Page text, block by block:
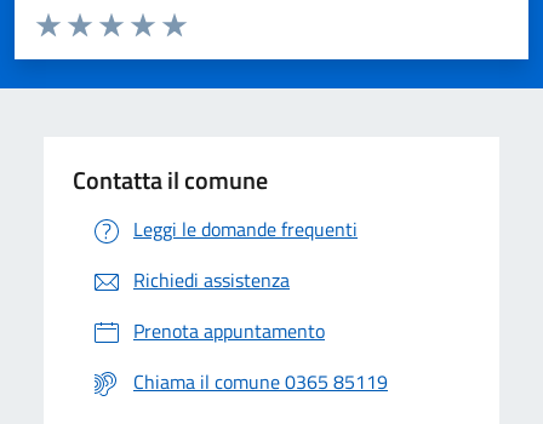
Valuta da 1 a 5 stelle la pagina
Valuta 5 stelle su 5
Valuta 4 stelle su 5
Valuta 3 stelle su 5
Valuta 2 stelle su 5
Valuta 1 stelle su 5
Contatta il comune
Leggi le domande frequenti
Richiedi assistenza
Prenota appuntamento
Chiama il comune 0365 85119